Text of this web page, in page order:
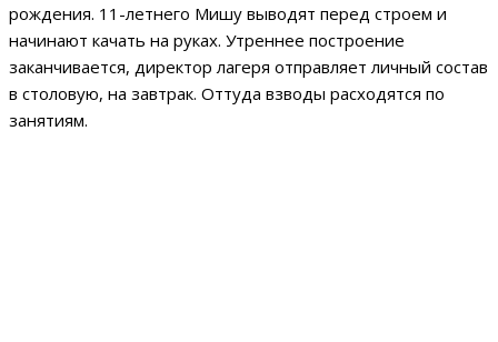
рождения. 11-летнего Мишу выводят перед строем и
начинают качать на руках. Утреннее построение
заканчивается, директор лагеря отправляет личный состав
в столовую, на завтрак. Оттуда взводы расходятся по
занятиям.